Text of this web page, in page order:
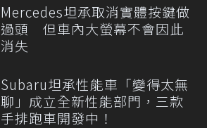
Mercedes坦承取消實體按鍵做
過頭 但車內大螢幕不會因此
消失
Subaru坦承性能車「變得太無
聊」成立全新性能部門，三款
手排跑車開發中！